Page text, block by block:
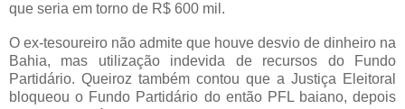
que seria em torno de R$ 600 mil.
O ex-tesoureiro não admite que houve desvio de dinheiro na
Bahia, mas utilização indevida de recursos do Fundo
Partidário. Queiroz também contou que a Justiça Eleitoral
bloqueou o Fundo Partidário do então PFL baiano, depois